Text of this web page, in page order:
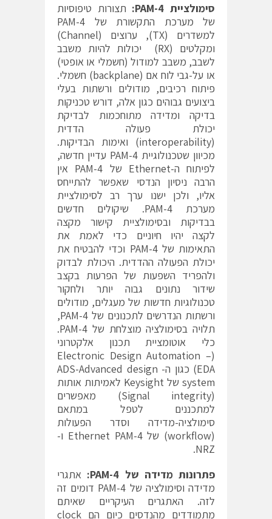
סימולציית PAM-4
: תצורות טיפוסיות
של מערכת התקשורת של PAM-4
למשדרים (TX), ערוצים (Channel)
ומקלטים (RX) יכולות להיות משבב
לשבב, משבב למודול (חשמלי או אופטי)
או על-גבי לוח אם (backplane) חשמלי.
פיתוח רכיבים, מודולים ורשתות בעלי
ביצועים גבוהים כגון אלה, דורש טכניקות
בדיקה ומדידה מתוחכמות לבדיקת
יכולת פעולה הדדית
(interoperability) ואימות הבדיקות.
מכיוון שטכנולוגיית PAM-4 עדיין חדשה,
לפיתוח ה-Ethernet של PAM-4 אין
הרבה ניסיון הנדסי שאפשר להתייחס
אליו, ולכן ישנו ערך רב לסימולציית
מערכת PAM-4. שיקולים חדשים
בבדיקות ובסימולציית קישור מקצה
לקצה יהיו חיוניים כדי לאמת את
התאימות של PAM-4 וכדי להבטיח את
יכולת הפעולה ההדדית. היכולת לבדוק
ולהפריד השפעות של הפרעות בקצב
שידור נתונים גבוה יותר ולחקור
טכנולוגיות חדשות של מעגלים, מודולים
ורשתות הנדרשים לתכנונים של PAM-4,
תלויה בסימולציה מוצלחת של PAM-4.
כלי אוטומציית תכנון אלקטרוני
(Electronic Design Automation –
EDA) כגון ה- ADS-Advanced design
system של Keysight לאמיתות אותות
(Signal integrity) מאפשרים
למתכננים לטפל במתאם
סימולציה-מדידה וסדר הפעולות
(workflow) של Ethernet PAM-4 ו-
NRZ.
פתרונות מדידה של PAM-4
: אתגרי
מדידה וסימולציה של PAM-4 דומים זה
לזה. האתגרים העיקריים שאיתם
מתמודדים מהנדסים כיום הם clock